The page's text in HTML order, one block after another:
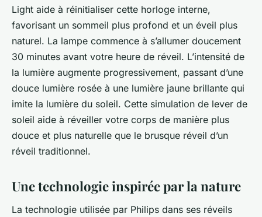
Light aide à réinitialiser cette horloge interne,
favorisant un sommeil plus profond et un éveil plus
naturel. La lampe commence à s’allumer doucement
30 minutes avant votre heure de réveil. L’intensité de
la lumière augmente progressivement, passant d’une
douce lumière rosée à une lumière jaune brillante qui
imite la lumière du soleil. Cette simulation de lever de
soleil aide à réveiller votre corps de manière plus
douce et plus naturelle que le brusque réveil d’un
réveil traditionnel.
Une technologie inspirée par la nature
La technologie utilisée par Philips dans ses réveils